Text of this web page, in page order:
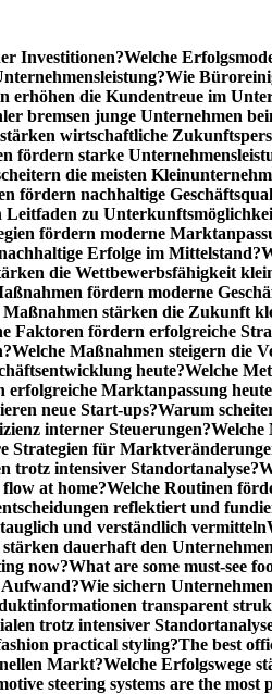
Investitionen?Welche
Wie
erhöhen die Kundentreue im
bremsen junge Unternehmen
wirtschaftliche
fördern starke
die meisten
fördern nachhaltige
Leitfaden zu
fördern moderne
Erfolge im Mittelstand?
die Wettbewerbsfähigkeit
fördern moderne
Maßnahmen stärken die Zukunft
Faktoren fördern erfolgreiche
Welche Maßnahmen steigern die
heute?Welche
Marktanpassung
neue Start-ups?Warum
interner Steuerungen?Welche
Strategien für
trotz intensiver Standortanalyse?
at home?Welche Routinen
reflektiert und
und verständlich vermitteln
dauerhaft den
now?What are some must-see
Wie sichern
transparent
trotz intensiver
practical styling?The best
Markt?Welche Erfolgswege
steering systems are the most